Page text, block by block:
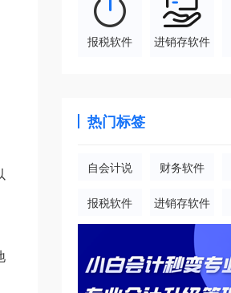
报税软件 进销存软件
热门标签
自会计说 财务软件
报税软件 进销存软件